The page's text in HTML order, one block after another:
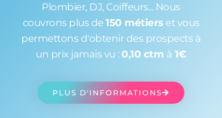
Plombier, DJ, Coiffeurs... Nous
couvrons plus de 150 métiers et vous
permettons d'obtenir des prospects à
un prix jamais vu : 0,10 ctm à 1€
PLUS D'INFORMATIONS